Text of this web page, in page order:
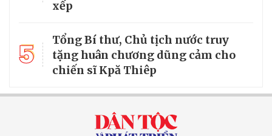
xếp
5
Tổng Bí thư, Chủ tịch nước truy
tặng huân chương dũng cảm cho
chiến sĩ Kpă Thiêp